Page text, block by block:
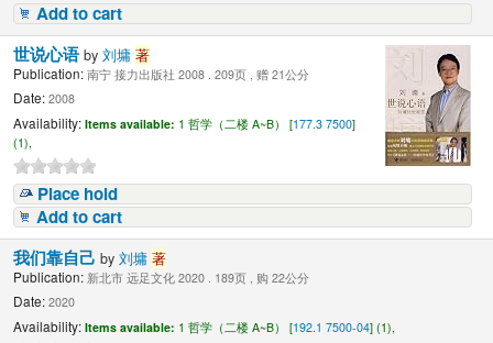
Add to cart
世说心语by刘墉著
Publication: 南宁 接力出版社 2008 . 209页 , 赠 21公分
Date: 2008
Availability: Items available: 1 哲学（二楼 A~B） [177.3 7500]
(1),
Place hold
Add to cart
我们靠自己by刘墉著
Publication: 新北市 远足文化 2020 . 189页 , 购 22公分
Date: 2020
Availability: Items available: 1 哲学（二楼 A~B） [192.1 7500-04] (1),